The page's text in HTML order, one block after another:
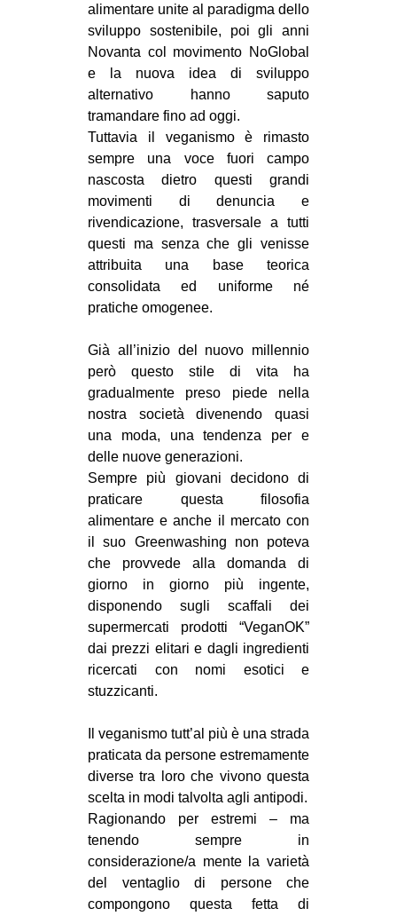
alimentare unite al paradigma dello
sviluppo sostenibile, poi gli anni
Novanta col movimento NoGlobal
e la nuova idea di sviluppo
alternativo hanno saputo
tramandare fino ad oggi.
Tuttavia il veganismo è rimasto
sempre una voce fuori campo
nascosta dietro questi grandi
movimenti di denuncia e
rivendicazione, trasversale a tutti
questi ma senza che gli venisse
attribuita una base teorica
consolidata ed uniforme né
pratiche omogenee.
Già all’inizio del nuovo millennio
però questo stile di vita ha
gradualmente preso piede nella
nostra società divenendo quasi
una moda, una tendenza per e
delle nuove generazioni.
Sempre più giovani decidono di
praticare questa filosofia
alimentare e anche il mercato con
il suo Greenwashing non poteva
che provvede alla domanda di
giorno in giorno più ingente,
disponendo sugli scaffali dei
supermercati prodotti “VeganOK”
dai prezzi elitari e dagli ingredienti
ricercati con nomi esotici e
stuzzicanti.
Il veganismo tutt’al più è una strada
praticata da persone estremamente
diverse tra loro che vivono questa
scelta in modi talvolta agli antipodi.
Ragionando per estremi – ma
tenendo sempre in
considerazione/a mente la varietà
del ventaglio di persone che
compongono questa fetta di